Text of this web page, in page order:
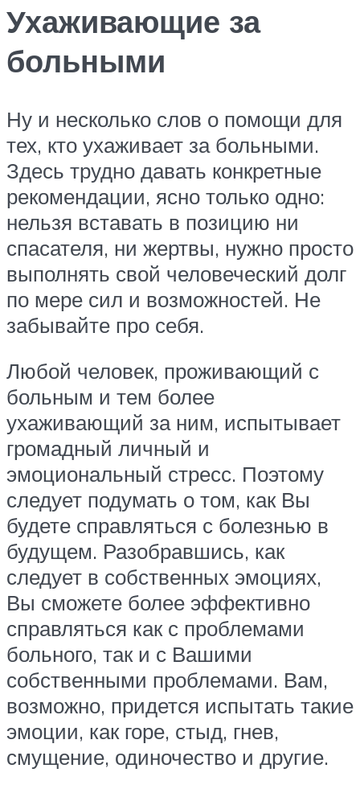
Ухаживающие за
больными
Ну и несколько слов о помощи для
тех, кто ухаживает за больными.
Здесь трудно давать конкретные
рекомендации, ясно только одно:
нельзя вставать в позицию ни
спасателя, ни жертвы, нужно просто
выполнять свой человеческий долг
по мере сил и возможностей. Не
забывайте про себя.
Любой человек, проживающий с
больным и тем более
ухаживающий за ним, испытывает
громадный личный и
эмоциональный стресс. Поэтому
следует подумать о том, как Вы
будете справляться с болезнью в
будущем. Разобравшись, как
следует в собственных эмоциях,
Вы сможете более эффективно
справляться как с проблемами
больного, так и с Вашими
собственными проблемами. Вам,
возможно, придется испытать такие
эмоции, как горе, стыд, гнев,
смущение, одиночество и другие.